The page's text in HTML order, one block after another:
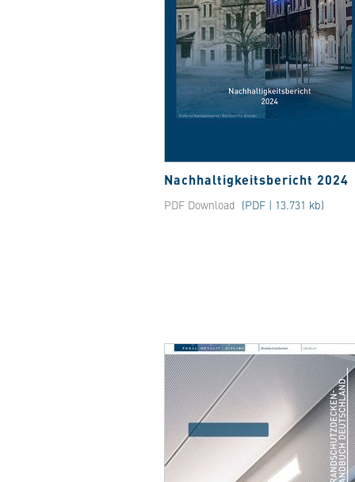
Nachhaltigkeitsbericht 2024
PDF Download (PDF | 13.731 kb)